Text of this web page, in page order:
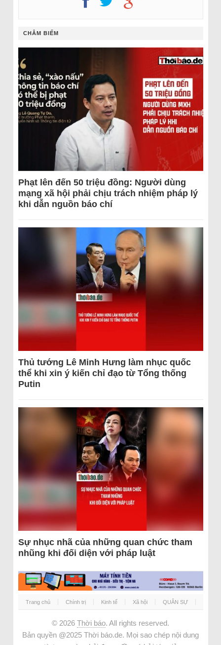
CHÂM BIẾM
Phạt lên đến 50 triệu đồng: Người dùng
mạng xã hội phải chịu trách nhiệm pháp lý
khi dẫn nguồn báo chí
Thủ tướng Lê Minh Hưng làm nhục quốc
thể khi xin ý kiến chỉ đạo từ Tổng thống
Putin
Sự nhục nhã của những quan chức tham
nhũng khi đối diện với pháp luật
Trang chủ Chính trị Kinh tế Xã hội QUÂN SỰ
© 2026 Thời báo. All rights reserved.
Bản quyền @2025 Thời báo.de. Mọi sao chép nội dung